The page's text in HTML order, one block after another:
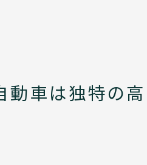
動車は独特の高